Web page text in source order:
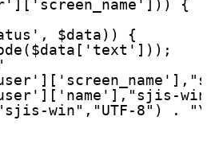
{
$data)) {
win","UTF-8") .